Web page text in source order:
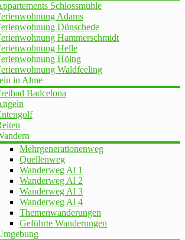
Schlossmühle
Adams
Dünschede
Hammerschmidt
Helle
Höing
Waldfeeling
in Alme
Badcelona
Mehrgenerationenweg
Quellenweg
Wanderweg Al 1
Wanderweg Al 2
Wanderweg Al 3
Wanderweg Al 4
Themenwanderungen
Geführte Wanderungen